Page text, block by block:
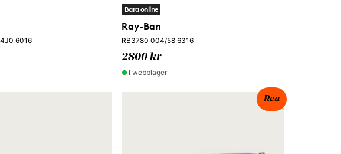
6016
Bara online
Ray-Ban
RB3780 004/58 6316
2800 kr
I webblager
Rea